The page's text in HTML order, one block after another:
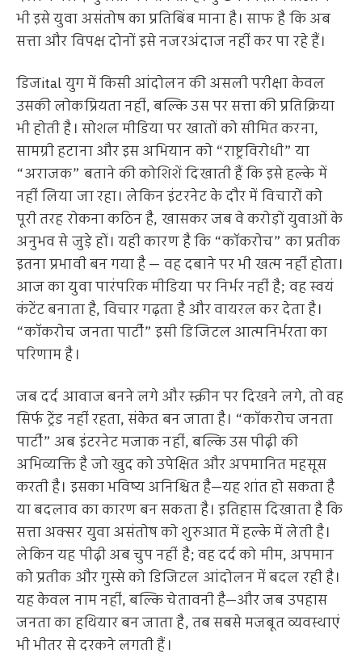
भी इसे युवा असंतोष का प्रतिबिंब माना है। साफ है कि अब
सत्ता और विपक्ष दोनों इसे नजरअंदाज नहीं कर पा रहे हैं।
डिजital युग में किसी आंदोलन की असली परीक्षा केवल
उसकी लोकप्रियता नहीं, बल्कि उस पर सत्ता की प्रतिक्रिया
भी होती है। सोशल मीडिया पर खातों को सीमित करना,
सामग्री हटाना और इस अभियान को “राष्ट्रविरोधी” या
“अराजक” बताने की कोशिशें दिखाती हैं कि इसे हल्के में
नहीं लिया जा रहा। लेकिन इंटरनेट के दौर में विचारों को
पूरी तरह रोकना कठिन है, खासकर जब वे करोड़ों युवाओं के
अनुभव से जुड़े हों। यही कारण है कि “कॉकरोच” का प्रतीक
इतना प्रभावी बन गया है — वह दबाने पर भी खत्म नहीं होता।
आज का युवा पारंपरिक मीडिया पर निर्भर नहीं है; वह स्वयं
कंटेंट बनाता है, विचार गढ़ता है और वायरल कर देता है।
“कॉकरोच जनता पार्टी” इसी डिजिटल आत्मनिर्भरता का
परिणाम है।
जब दर्द आवाज बनने लगे और स्क्रीन पर दिखने लगे, तो वह
सिर्फ ट्रेंड नहीं रहता, संकेत बन जाता है। “कॉकरोच जनता
पार्टी” अब इंटरनेट मजाक नहीं, बल्कि उस पीढ़ी की
अभिव्यक्ति है जो खुद को उपेक्षित और अपमानित महसूस
करती है। इसका भविष्य अनिश्चित है—यह शांत हो सकता है
या बदलाव का कारण बन सकता है। इतिहास दिखाता है कि
सत्ता अक्सर युवा असंतोष को शुरुआत में हल्के में लेती है।
लेकिन यह पीढ़ी अब चुप नहीं है; वह दर्द को मीम, अपमान
को प्रतीक और गुस्से को डिजिटल आंदोलन में बदल रही है।
यह केवल नाम नहीं, बल्कि चेतावनी है—और जब उपहास
जनता का हथियार बन जाता है, तब सबसे मजबूत व्यवस्थाएं
भी भीतर से दरकने लगती हैं।